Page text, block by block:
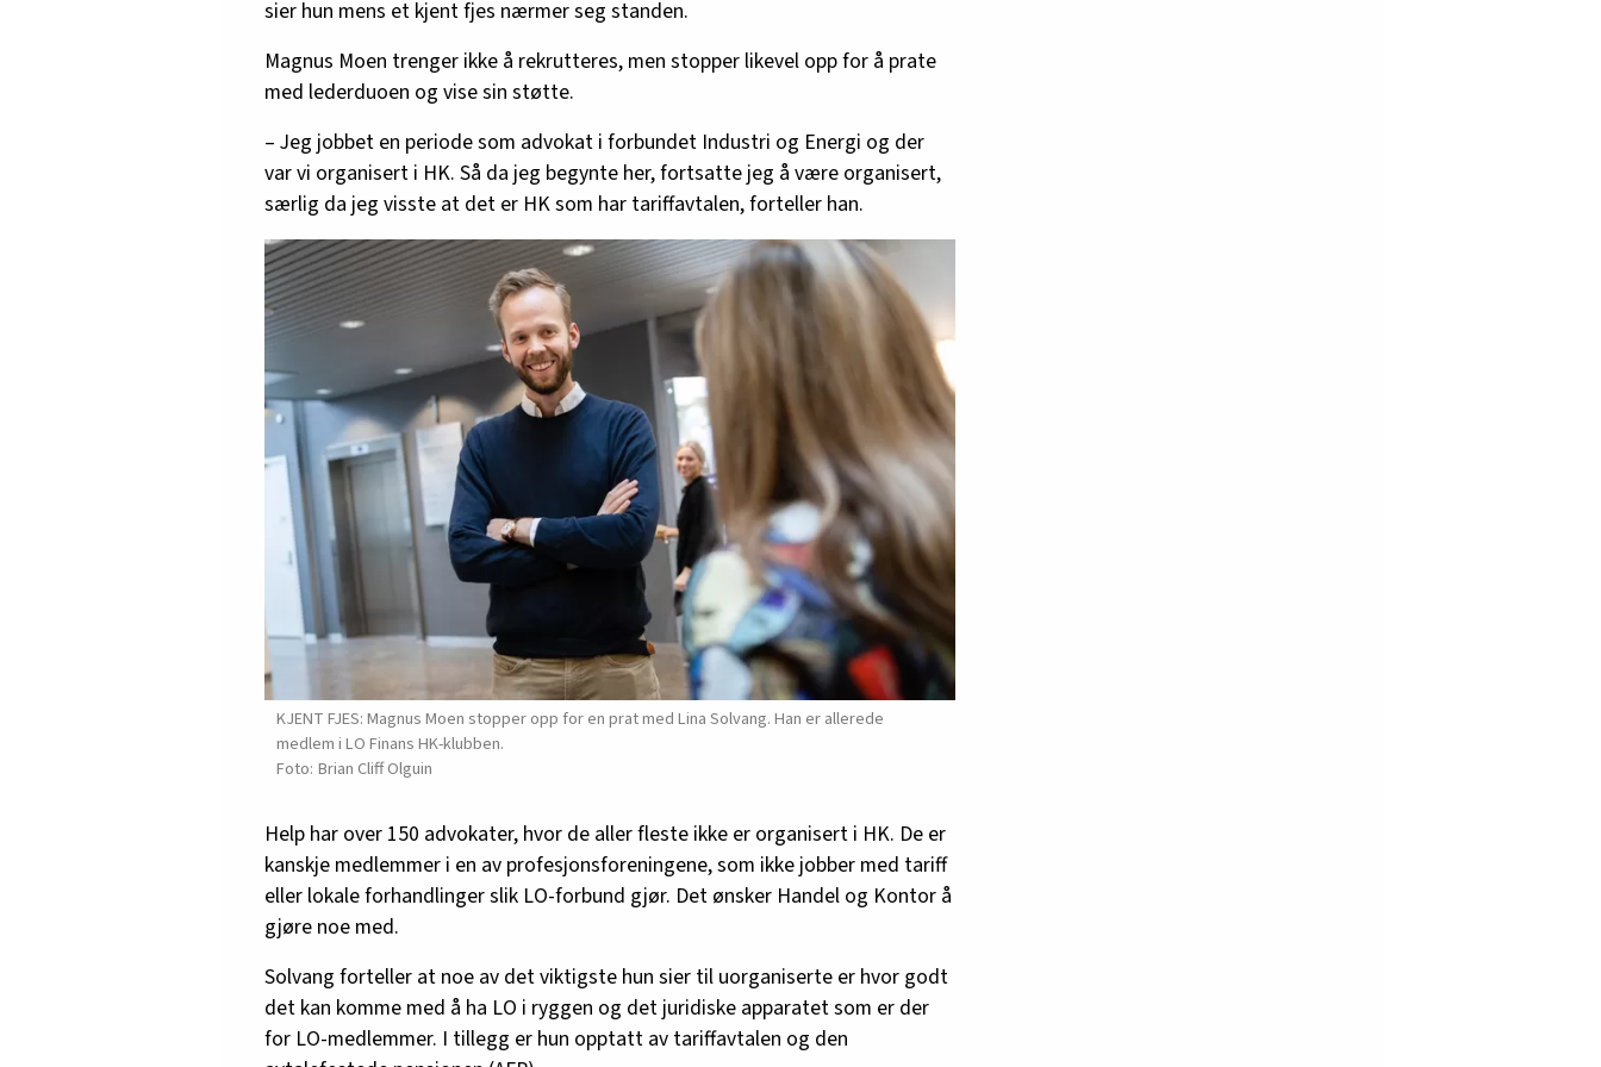
sier hun mens et kjent fjes nærmer seg standen.
Magnus Moen trenger ikke å rekrutteres, men stopper likevel opp for å prate
med lederduoen og vise sin støtte.
– Jeg jobbet en periode som advokat i forbundet Industri og Energi og der
var vi organisert i HK. Så da jeg begynte her, fortsatte jeg å være organisert,
særlig da jeg visste at det er HK som har tariffavtalen, forteller han.
KJENT FJES: Magnus Moen stopper opp for en prat med Lina Solvang. Han er allerede
medlem i LO Finans HK-klubben.
Brian Cliff Olguin
Help har over 150 advokater, hvor de aller fleste ikke er organisert i HK. De er
kanskje medlemmer i en av profesjonsforeningene, som ikke jobber med tariff
eller lokale forhandlinger slik LO-forbund gjør. Det ønsker Handel og Kontor å
gjøre noe med.
Solvang forteller at noe av det viktigste hun sier til uorganiserte er hvor godt
det kan komme med å ha LO i ryggen og det juridiske apparatet som er der
for LO-medlemmer. I tillegg er hun opptatt av tariffavtalen og den